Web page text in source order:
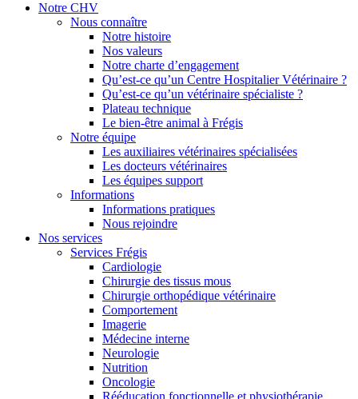
Notre CHV
Nous connaître
Notre histoire
Nos valeurs
Notre charte d’engagement
Qu’est-ce qu’un Centre Hospitalier Vétérinaire ?
Qu’est-ce qu’un vétérinaire spécialiste ?
Plateau technique
Le bien-être animal à Frégis
Notre équipe
Les auxiliaires vétérinaires spécialisées
Les docteurs vétérinaires
Les équipes support
Informations
Informations pratiques
Nous rejoindre
Nos services
Services Frégis
Cardiologie
Chirurgie des tissus mous
Chirurgie orthopédique vétérinaire
Comportement
Imagerie
Médecine interne
Neurologie
Nutrition
Oncologie
Rééducation fonctionnelle et physiothérapie